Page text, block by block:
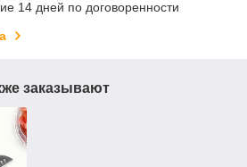
14 дней по договоренности
заказывают